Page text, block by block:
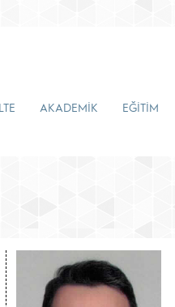
AKADEMİK EĞİTİM